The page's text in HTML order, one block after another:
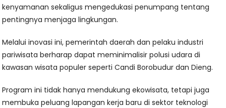
kenyamanan sekaligus mengedukasi penumpang tentang
pentingnya menjaga lingkungan.
Melalui inovasi ini, pemerintah daerah dan pelaku industri
pariwisata berharap dapat meminimalisir polusi udara di
kawasan wisata populer seperti Candi Borobudur dan Dieng.
Program ini tidak hanya mendukung ekowisata, tetapi juga
membuka peluang lapangan kerja baru di sektor teknologi